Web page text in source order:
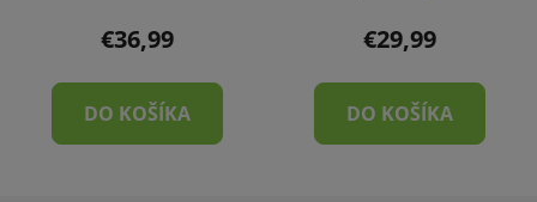
€36,99
DO KOŠÍKA
€29,99
DO KOŠÍKA